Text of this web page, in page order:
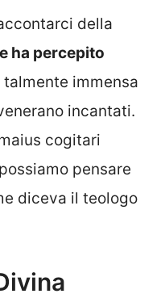
della
ha percepito
talmente immensa
incantati.
cogitari
pensare
diceva il teologo